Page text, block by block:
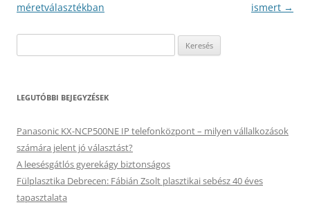
navigáció
méretválasztékban
ismert →
LEGUTÓBBI BEJEGYZÉSEK
Panasonic KX-NCP500NE IP telefonközpont – milyen vállalkozások
számára jelent jó választást?
A leesésgátlós gyerekágy biztonságos
Fülplasztika Debrecen: Fábián Zsolt plasztikai sebész 40 éves
tapasztalata